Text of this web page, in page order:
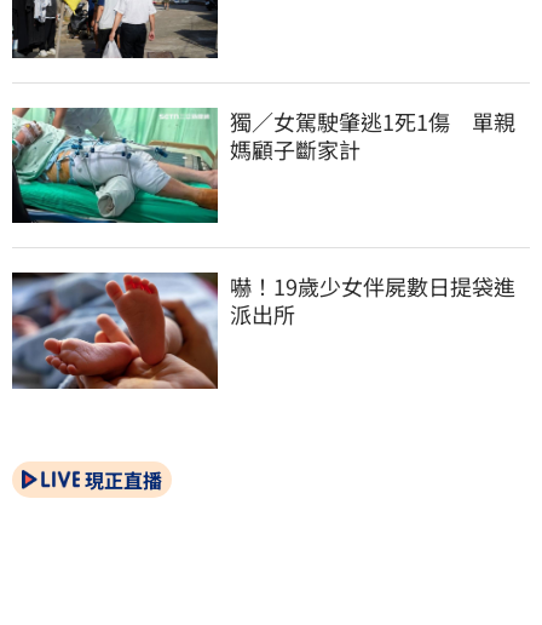
獨／女駕駛肇逃1死1傷　單親
媽顧子斷家計
嚇！19歲少女伴屍數日提袋進
派出所
現正直播